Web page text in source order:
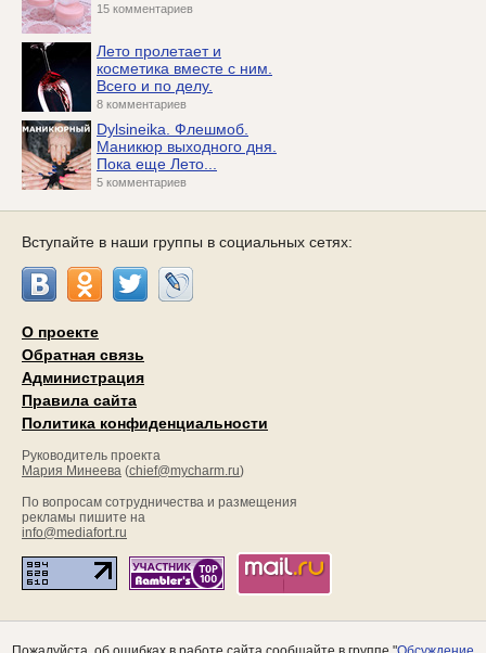
15 комментариев
Лето пролетает и
косметика вместе с ним.
Всего и по делу.
8 комментариев
Dylsineika. Флешмоб.
Маникюр выходного дня.
Пока еще Лето...
5 комментариев
Вступайте в наши группы в социальных сетях:
О проекте
Обратная связь
Администрация
Правила сайта
Политика конфиденциальности
Руководитель проекта
Мария Минеева (chief@mycharm.ru)
По вопросам сотрудничества и размещения
рекламы пишите на
info@mediafort.ru